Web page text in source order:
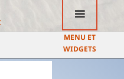
MENU ET
WIDGETS